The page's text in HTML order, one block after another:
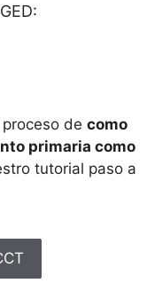
de como
primaria como
tutorial paso a